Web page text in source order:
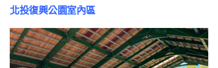
北投復興公園室內區